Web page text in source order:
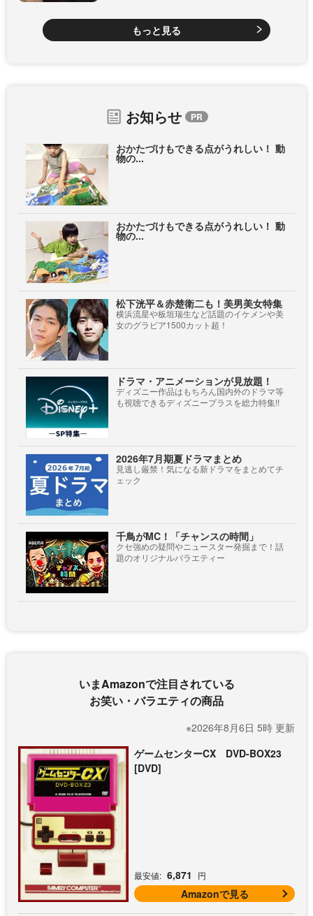
もっと見る
お知らせ
おかたづけもできる点がうれしい！ 動
物の...
おかたづけもできる点がうれしい！ 動
物の...
松下洸平＆赤楚衛二も！美男美女特集
横浜流星や板垣瑞生など話題のイケメンや美
女のグラビア1500カット超！
ドラマ・アニメーションが見放題！
ディズニー作品はもちろん国内外のドラマ等
も視聴できるディズニープラスを総力特集!!
2026年7月期夏ドラマまとめ
見逃し厳禁！気になる新ドラマをまとめてチ
ェック
千鳥がMC！「チャンスの時間」
クセ強めの疑問やニュースター発掘まで！話
題のオリジナルバラエティー
いまAmazonで注目されている
お笑い・バラエティの商品
※2026年8月6日 5時 更新
ゲームセンターCX DVD-BOX23
[DVD]
最安値: 6,871 円
Amazonで見る